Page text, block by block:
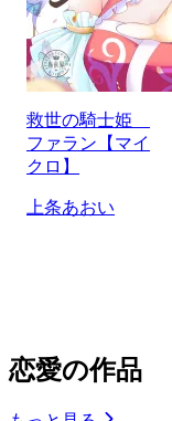
救世の騎士姫
ファラン【マイ
クロ】
上条あおい
恋愛の作品